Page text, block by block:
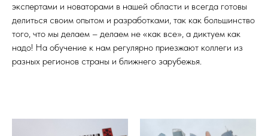
экспертами и новаторами в нашей области и всегда готовы
делиться своим опытом и разработками, так как большинство
того, что мы делаем – делаем не «как все», а диктуем как
надо! На обучение к нам регулярно приезжают коллеги из
разных регионов страны и ближнего зарубежья.